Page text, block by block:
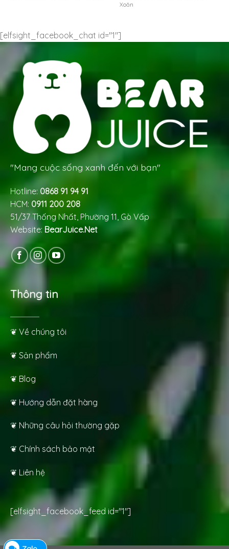
Xoăn
[elfsight_facebook_chat id="1"]
"Mang cuộc sống xanh đến với bạn"
Hotline: 0868 91 94 91
HCM: 0911 200 208
51/37 Thống Nhất, Phường 11, Gò Vấp
Website: BearJuice.Net
Thông tin
❦ Về chúng tôi
❦ Sản phẩm
❦ Blog
❦ Hướng dẫn đặt hàng
❦ Những câu hỏi thường gặp
❦ Chính sách bảo mật
❦ Liên hệ
[elfsight_facebook_feed id="1"]